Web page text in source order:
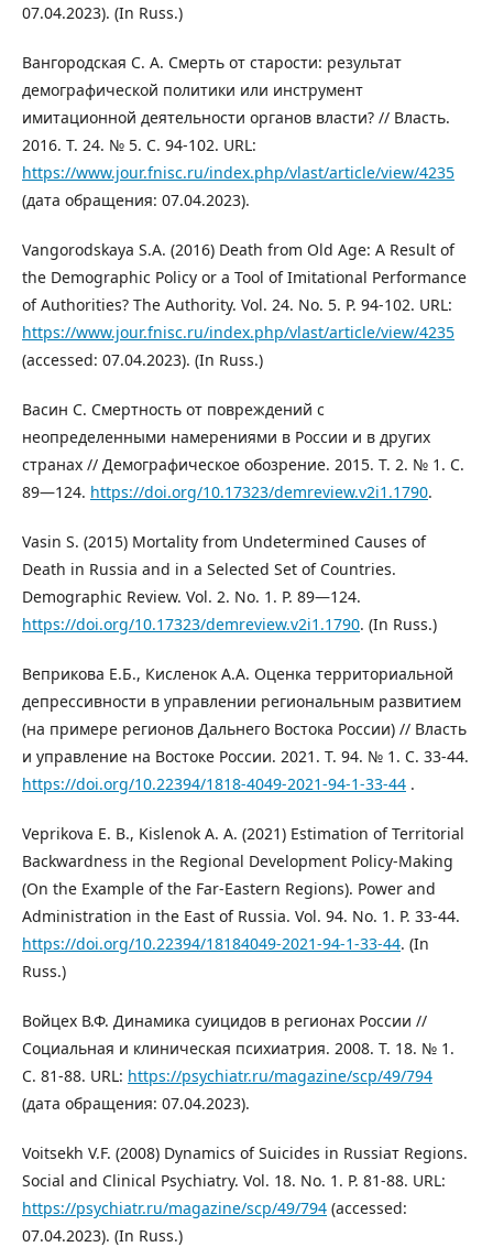
07.04.2023). (In Russ.)
Вангородская С. А. Смерть от старости: результат
демографической политики или инструмент
имитационной деятельности органов власти? // Власть.
2016. Т. 24. № 5. С. 94-102. URL:
https://www.jour.fnisc.ru/index.php/vlast/article/view/4235
(дата обращения: 07.04.2023).
Vangorodskaya S.A. (2016) Death from Old Age: A Result of
the Demographic Policy or a Tool of Imitational Performance
of Authorities? The Authority. Vol. 24. No. 5. P. 94-102. URL:
https://www.jour.fnisc.ru/index.php/vlast/article/view/4235
(accessed: 07.04.2023). (In Russ.)
Васин С. Смертность от повреждений с
неопределенными намерениями в России и в других
странах // Демографическое обозрение. 2015. Т. 2. № 1. С.
89—124. https://doi.org/10.17323/demreview.v2i1.1790.
Vasin S. (2015) Mortality from Undetermined Causes of
Death in Russia and in a Selected Set of Countries.
Demographic Review. Vol. 2. No. 1. P. 89—124.
https://doi.org/10.17323/demreview.v2i1.1790. (In Russ.)
Веприкова Е.Б., Кисленок А.А. Оценка территориальной
депрессивности в управлении региональным развитием
(на примере регионов Дальнего Востока России) // Власть
и управление на Востоке России. 2021. Т. 94. № 1. С. 33-44.
https://doi.org/10.22394/1818-4049-2021-94-1-33-44 .
Veprikova E. B., Kislenok A. A. (2021) Estimation of Territorial
Backwardness in the Regional Development Policy-Making
(On the Example of the Far-Eastern Regions). Power and
Administration in the East of Russia. Vol. 94. No. 1. P. 33-44.
https://doi.org/10.22394/18184049-2021-94-1-33-44. (In
Russ.)
Войцех В.Ф. Динамика суицидов в регионах России //
Социальная и клиническая психиатрия. 2008. Т. 18. № 1.
C. 81-88. URL: https://psychiatr.ru/magazine/scp/49/794
(дата обращения: 07.04.2023).
Voitsekh V.F. (2008) Dynamics of Suicides in Russiaт Regions.
Social and Clinical Psychiatry. Vol. 18. No. 1. P. 81-88. URL:
https://psychiatr.ru/magazine/scp/49/794 (accessed:
07.04.2023). (In Russ.)